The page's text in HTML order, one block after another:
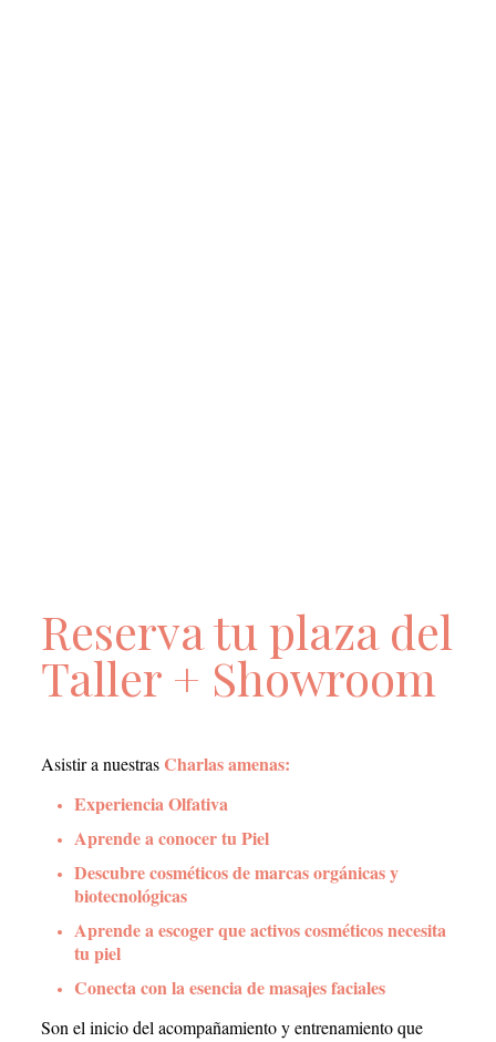
Reserva tu plaza del
Taller + Showroom
Asistir a nuestrasCharlas amenas:
Experiencia Olfativa
Aprende a conocer tu Piel
Descubre cosméticos de marcas orgánicas y
biotecnológicas
Aprende a escoger que activos cosméticos necesita
tu piel
Conecta con la esencia de masajes faciales
Son el inicio del acompañamiento y entrenamiento que